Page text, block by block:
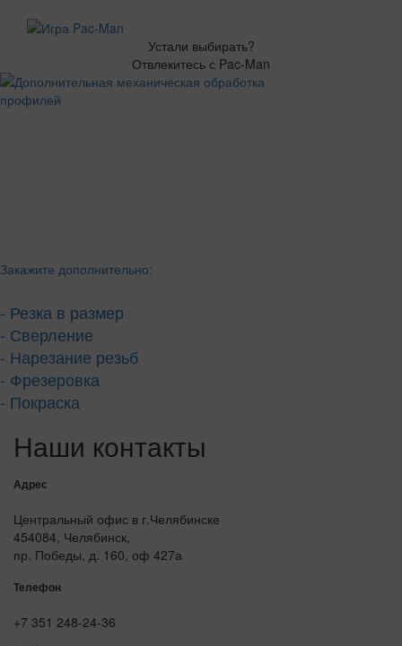
Устали выбирать?
Отвлекитесь с Pac-Man
Закажите дополнительно:
- Резка в размер
- Сверление
- Нарезание резьб
- Фрезеровка
- Покраска
Наши контакты
Адрес
Центральный офис в г.Челябинске
454084, Челябинск,
пр. Победы, д. 160, оф 427а
Телефон
+7 351 248-24-36